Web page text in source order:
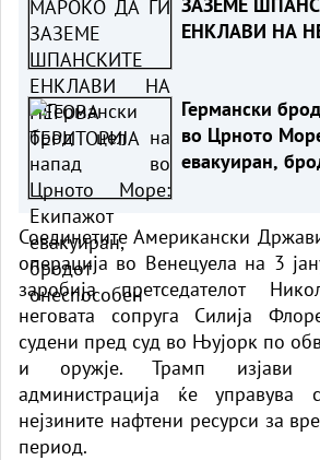
ЕНКЛАВИ НА
Германски
во Црното
евакуиран,
Соединетите Американски
операција во Венецуела на 3
заробија претседателот
неговата сопруга Силија
судени пред суд во Њујорк по
и оружје. Трамп изјави
администрација ќе управува
нејзините нафтени ресурси за
период.